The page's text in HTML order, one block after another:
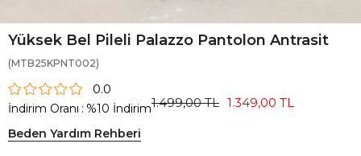
Yüksek Bel Pileli Palazzo Pantolon Antrasit
(MTB25KPNT002)
0.0
İndirim Oranı : %10 İndirim1.499,00 TL 1.349,00 TL
Beden Yardım Rehberi